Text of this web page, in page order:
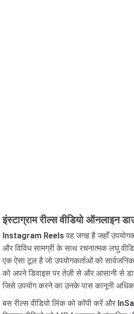
इंस्टाग्राम रील्स वीडियो ऑनलाइन
Instagram Reels वह जगह है जहाँ
और विविध सामग्री के साथ रचनात्मक लघु
एक ऐसा टूल है जो उपयोगकर्ताओं को सार्वजनिक
को अपने डिवाइस पर तेज़ी से और आसानी से
जिसे उपयोग करने का उनके पास कानूनी
बस रील्स वीडियो लिंक को कॉपी करें और